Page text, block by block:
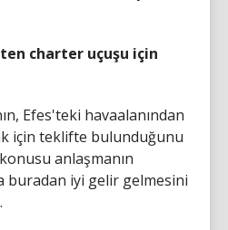
charter uçuşu için
Efes'teki havaalanından
için teklifte bulunduğunu
anlaşmanın
buradan iyi gelir gelmesini